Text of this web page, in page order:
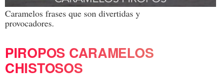
Caramelos frases que son divertidas y
provocadores.
PIROPOS CARAMELOS
CHISTOSOS